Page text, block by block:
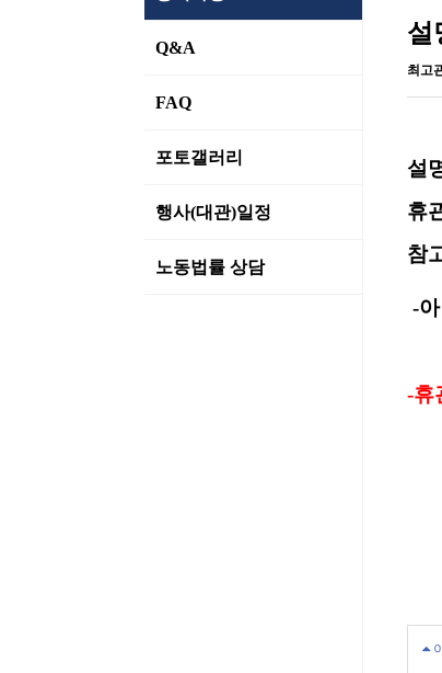
Q&A
FAQ
포토갤러리
행사(대관)일정
노동법률 상담
설
최고
설
휴
참
-
-휴